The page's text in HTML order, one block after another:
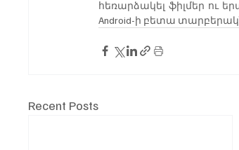
հեռարձակել ֆիլմեր ու
Android-ի բետա
Recent Posts